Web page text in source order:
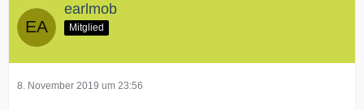
earlmob
Mitglied
8. November 2019 um 23:56